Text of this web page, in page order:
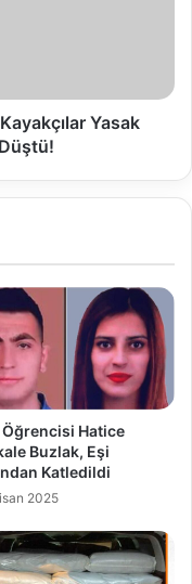
Yasak
Öğrencisi Hatice
Buzlak, Eşi
Katledildi
2025